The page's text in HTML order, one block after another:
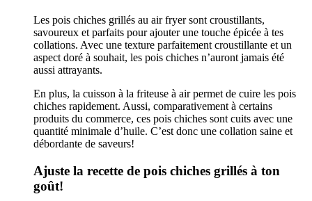
Les pois chiches grillés au air fryer sont croustillants,
savoureux et parfaits pour ajouter une touche épicée à tes
collations. Avec une texture parfaitement croustillante et un
aspect doré à souhait, les pois chiches n’auront jamais été
aussi attrayants.
En plus, la cuisson à la friteuse à air permet de cuire les pois
chiches rapidement. Aussi, comparativement à certains
produits du commerce, ces pois chiches sont cuits avec une
quantité minimale d’huile. C’est donc une collation saine et
débordante de saveurs!
Ajuste la recette de pois chiches grillés à ton
goût!